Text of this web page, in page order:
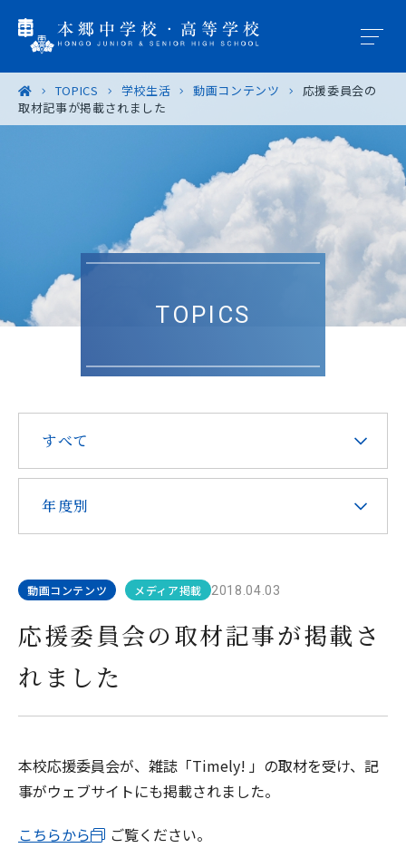
学園概要
入試案内
進路・進学
卒業生の皆様へ
在校生・保護者の皆様へ
お問い合わせ アクセス
教職員採用
このサイトについて
TOPICS 学校生活 動画コンテンツ
応援委員会の
取材記事が掲載されました
TOPICS
すべて
年度別
動画コンテンツ メディア掲載 2018.04.03
応援委員会の取材記事が掲載さ
れました
本校応援委員会が、雑誌「Timely! 」の取材を受け、記
事がウェブサイトにも掲載されました。
こちらから
ご覧ください。